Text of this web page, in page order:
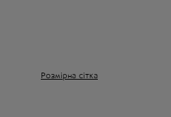
Розмірна сітка